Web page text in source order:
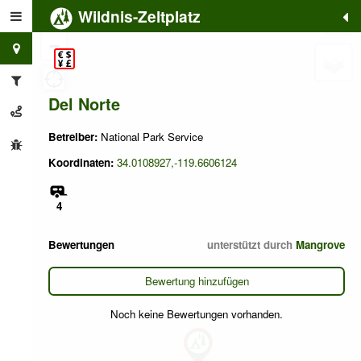
Wildnis-Zeltplatz
Del Norte
Betreiber: National Park Service
Koordinaten: 34.0108927,-119.6606124
4
Bewertungen unterstützt durch Mangrove
Bewertung hinzufügen
Noch keine Bewertungen vorhanden.
+
−